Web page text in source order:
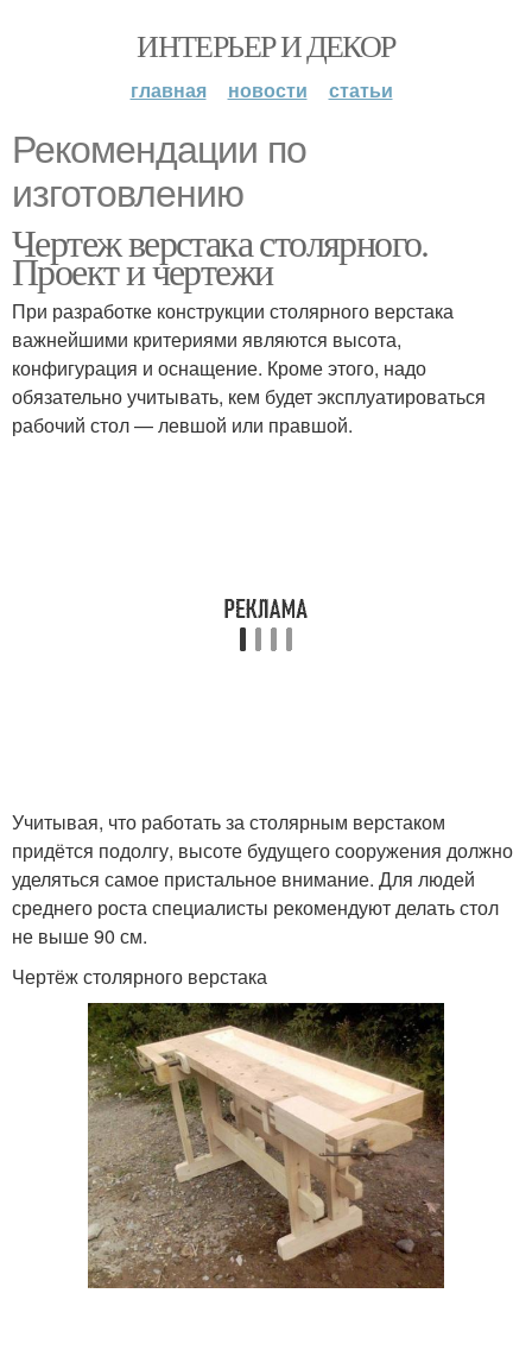
ИНТЕРЬЕР И ДЕКОР
главная новости статьи
Рекомендации по
изготовлению
Чертеж верстака столярного.
Проект и чертежи
При разработке конструкции столярного верстака
важнейшими критериями являются высота,
конфигурация и оснащение. Кроме этого, надо
обязательно учитывать, кем будет эксплуатироваться
рабочий стол — левшой или правшой.
Учитывая, что работать за столярным верстаком
придётся подолгу, высоте будущего сооружения должно
уделяться самое пристальное внимание. Для людей
среднего роста специалисты рекомендуют делать стол
не выше 90 см.
Чертёж столярного верстака